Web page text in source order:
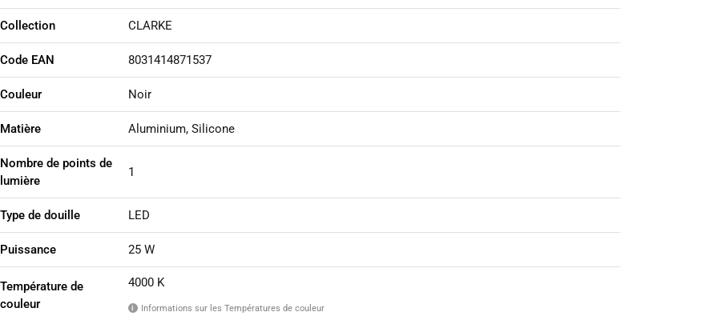
Collection CLARKE
Code EAN 8031414871537
Couleur Noir
Matière Aluminium, Silicone
Nombre de points de
lumière
1
Type de douille LED
Puissance 25 W
Température de
couleur
4000 K
i Informations sur les Températures de couleur